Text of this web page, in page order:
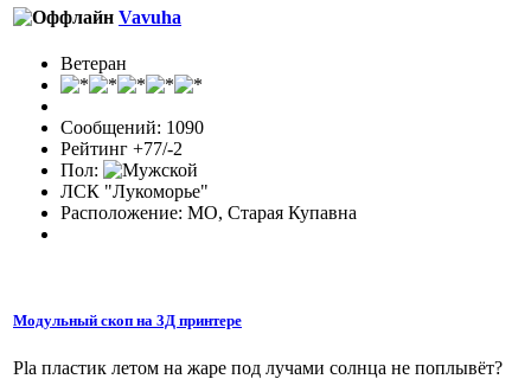
Vavuha
Ветеран
Сообщений: 1090
Рейтинг +77/-2
Пол:
ЛСК "Лукоморье"
Расположение: МО, Старая Купавна
Модульный скоп на 3Д принтере
Pla пластик летом на жаре под лучами солнца не поплывёт?